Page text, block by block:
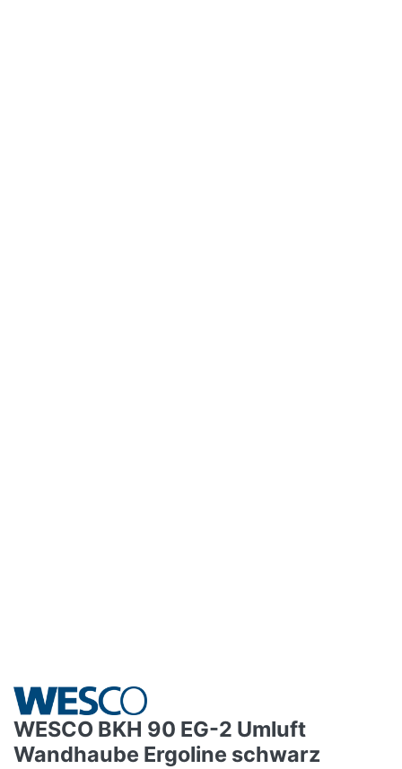
WESCO BKH 90 EG-2 Umluft
Wandhaube Ergoline schwarz